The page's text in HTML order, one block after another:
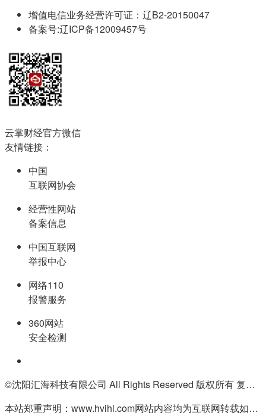
增值电信业务经营许可证：辽B2-20150047
备案号:辽ICP备12009457号
云掌财经官方微信
友情链接：
中国
互联网协会
经营性网站
备案信息
中国互联网
举报中心
网络110
报警服务
360网站
安全检测
©沈阳汇海科技有限公司 All Rights Reserved 版权所有 复制必究
本站郑重声明：www.hvihi.com网站内容均为互联网转载如有侵权请联系QQ:55506560删除